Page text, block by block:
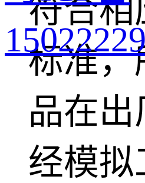
符合相
标准，
品在出
经模拟